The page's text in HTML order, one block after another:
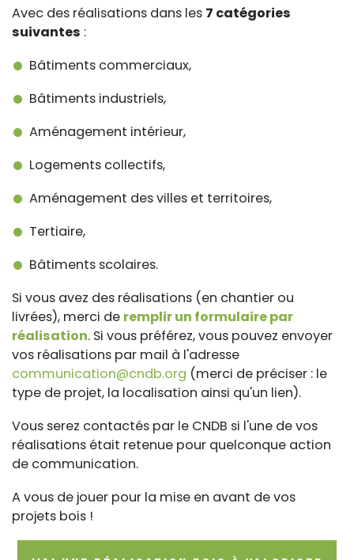
Avec des réalisations dans les 7 catégories
suivantes :
Bâtiments commerciaux,
Bâtiments industriels,
Aménagement intérieur,
Logements collectifs,
Aménagement des villes et territoires,
Tertiaire,
Bâtiments scolaires.
Si vous avez des réalisations (en chantier ou
livrées), merci de remplir un formulaire par
réalisation. Si vous préférez, vous pouvez envoyer
vos réalisations par mail à l'adresse
communication@cndb.org (merci de préciser : le
type de projet, la localisation ainsi qu'un lien).
Vous serez contactés par le CNDB si l'une de vos
réalisations était retenue pour quelconque action
de communication.
A vous de jouer pour la mise en avant de vos
projets bois !